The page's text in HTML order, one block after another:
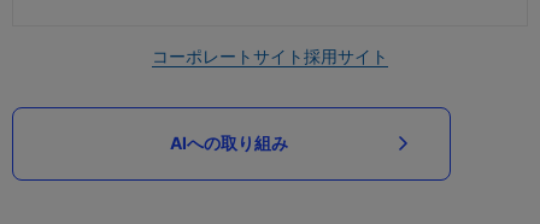
コーポレートサイト採用サイト
AIへの取り組み